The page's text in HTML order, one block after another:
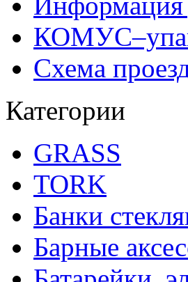
Схема
Категории
GRASS
TORK
Банки
Барные